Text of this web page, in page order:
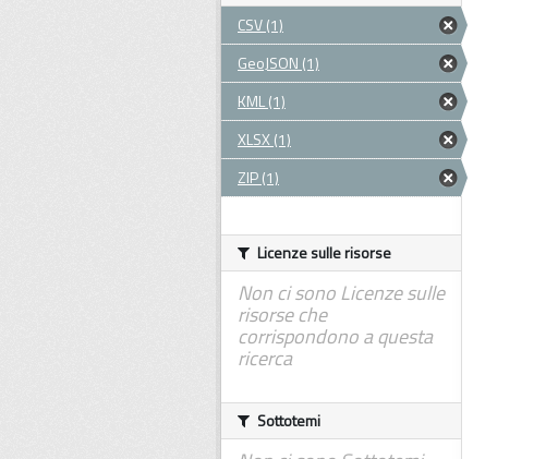
CSV (1)
GeoJSON (1)
KML (1)
XLSX (1)
ZIP (1)
Licenze sulle risorse
Non ci sono Licenze sulle
risorse che
corrispondono a questa
ricerca
Sottotemi